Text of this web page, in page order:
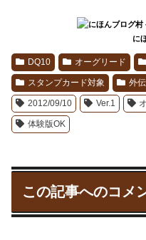
に
DQ10 オーグリード
スタンプカード対象 外
2012/09/10 Ver.1
体験版OK
この記事へのコメ